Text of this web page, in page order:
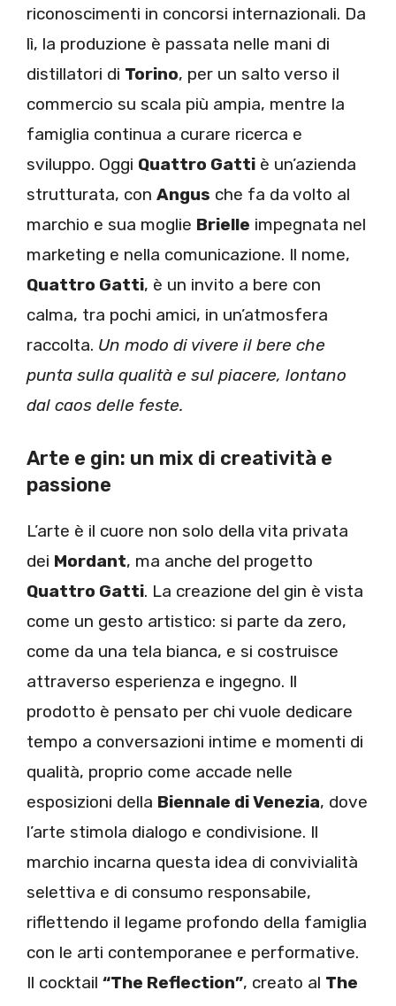
riconoscimenti in concorsi internazionali. Da
lì, la produzione è passata nelle mani di
distillatori di Torino, per un salto verso il
commercio su scala più ampia, mentre la
famiglia continua a curare ricerca e
sviluppo. Oggi Quattro Gatti è un’azienda
strutturata, con Angus che fa da volto al
marchio e sua moglie Brielle impegnata nel
marketing e nella comunicazione. Il nome,
Quattro Gatti, è un invito a bere con
calma, tra pochi amici, in un’atmosfera
raccolta. Un modo di vivere il bere che
punta sulla qualità e sul piacere, lontano
dal caos delle feste.
Arte e gin: un mix di creatività e
passione
L’arte è il cuore non solo della vita privata
dei Mordant, ma anche del progetto
Quattro Gatti. La creazione del gin è vista
come un gesto artistico: si parte da zero,
come da una tela bianca, e si costruisce
attraverso esperienza e ingegno. Il
prodotto è pensato per chi vuole dedicare
tempo a conversazioni intime e momenti di
qualità, proprio come accade nelle
esposizioni della Biennale di Venezia, dove
l’arte stimola dialogo e condivisione. Il
marchio incarna questa idea di convivialità
selettiva e di consumo responsabile,
riflettendo il legame profondo della famiglia
con le arti contemporanee e performative.
Il cocktail “The Reflection”, creato al The